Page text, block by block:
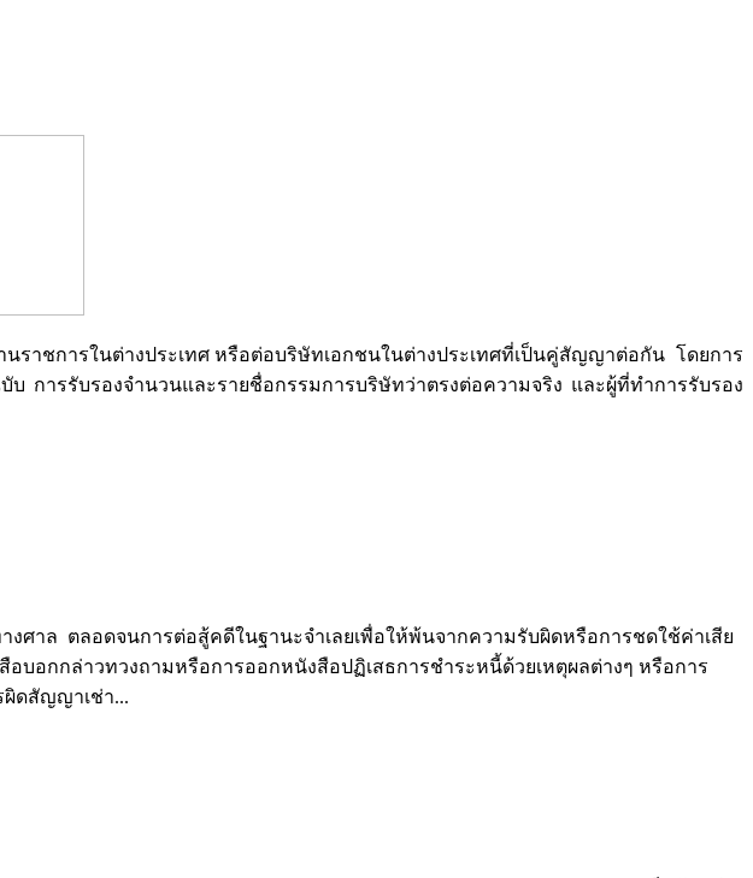
าชการในต่างประเทศ หรือต่อบริษัทเอกชนในต่างประเทศที่เป็นคู่สัญญาต่อกัน โดยการ
การรับรองจำนวนและรายชื่อกรรมการบริษัทว่าตรงต่อความจริง และผู้ที่ทำการรับรอง
ล ตลอดจนการต่อสู้คดีในฐานะจำเลยเพื่อให้พ้นจากความรับผิดหรือการชดใช้ค่าเสีย
อกกล่าวทวงถามหรือการออกหนังสือปฏิเสธการชำระหนี้ด้วยเหตุผลต่างๆ หรือการ
ดสัญญาเช่า...